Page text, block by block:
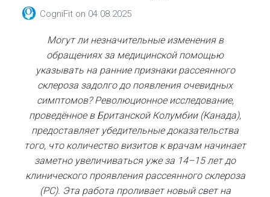
CogniFit on 04.08.2025
Могут ли незначительные изменения в
обращениях за медицинской помощью
указывать на ранние признаки рассеянного
склероза задолго до появления очевидных
симптомов? Революционное исследование,
проведённое в Британской Колумбии (Канада),
предоставляет убедительные доказательства
того, что количество визитов к врачам начинает
заметно увеличиваться уже за 14–15 лет до
клинического проявления рассеянного склероза
(РС). Эта работа проливает новый свет на